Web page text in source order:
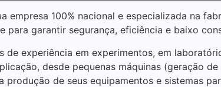
empresa 100% nacional e especializada na
garantir segurança, eficiência e baixo
experiência em experimentos, em
desde pequenas máquinas (geração
de seus equipamentos e sistemas